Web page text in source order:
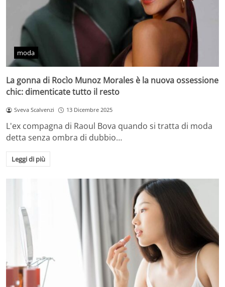
moda
La gonna di Rocìo Munoz Morales è la nuova ossessione
chic: dimenticate tutto il resto
Sveva Scalvenzi 13 Dicembre 2025
L'ex compagna di Raoul Bova quando si tratta di moda
detta senza ombra di dubbio…
Leggi di più